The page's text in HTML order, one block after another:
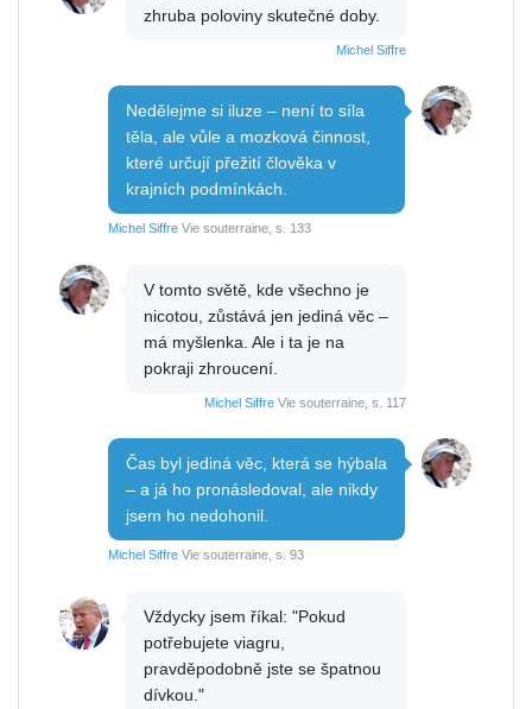
zhruba poloviny skutečné doby.
Michel Siffre
Nedělejme si iluze – není to síla
těla, ale vůle a mozková činnost,
které určují přežití člověka v
krajních podmínkách.
Michel Siffre Vie souterraine, s. 133
V tomto světě, kde všechno je
nicotou, zůstává jen jediná věc –
má myšlenka. Ale i ta je na
pokraji zhroucení.
Michel Siffre Vie souterraine, s. 117
Čas byl jediná věc, která se hýbala
– a já ho pronásledoval, ale nikdy
jsem ho nedohonil.
Michel Siffre Vie souterraine, s. 93
Vždycky jsem říkal: "Pokud
potřebujete viagru,
pravděpodobně jste se špatnou
dívkou."